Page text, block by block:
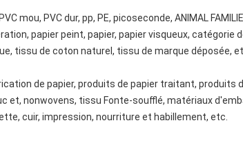
PVC mou, PVC dur, pp, PE, picoseconde, ANIMAL
papier peint, papier, papier visqueux,
tissu de coton naturel, tissu de marque déposée,
de papier, produits de papier traitant, produits
et, nonwovens, tissu Fonte-soufflé, matériaux
cuir, impression, nourriture et habillement, etc.